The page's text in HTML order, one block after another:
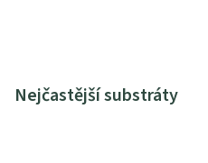
Nejčastější substráty